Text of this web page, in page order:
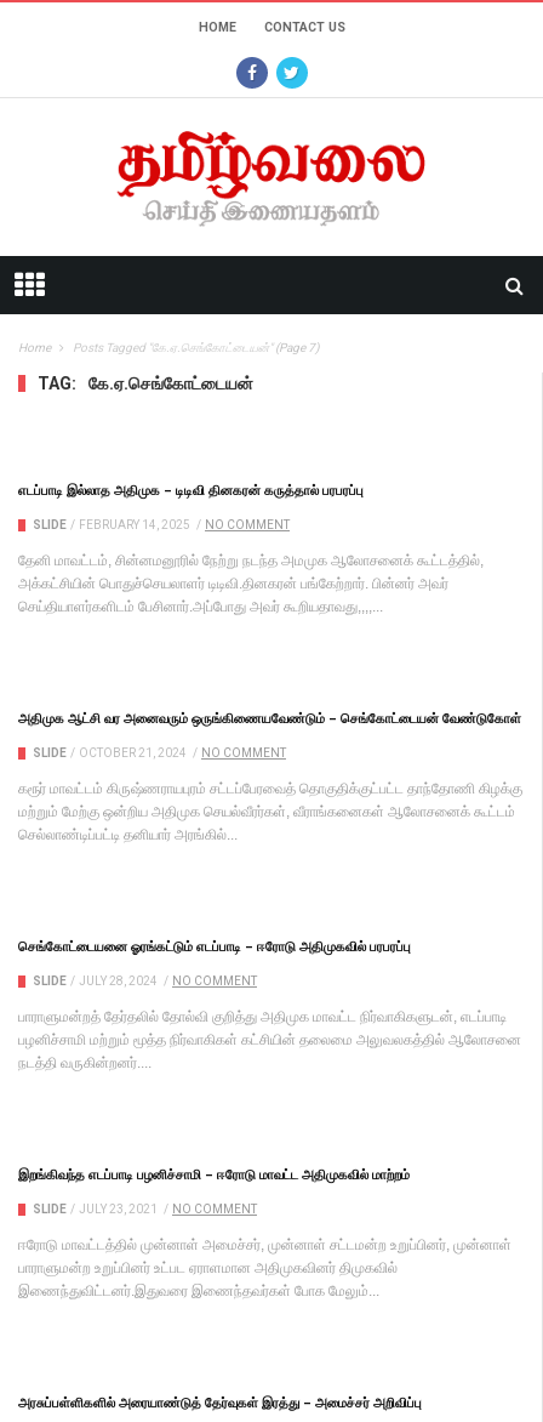
HOME CONTACT US
Home Posts Tagged "கே.ஏ.செங்கோட்டையன்"(Page 7)
TAG: கே.ஏ.செங்கோட்டையன்
எடப்பாடி இல்லாத அதிமுக – டிடிவி தினகரன் கருத்தால் பரபரப்பு
SLIDE / FEBRUARY 14, 2025 / NO COMMENT
தேனி மாவட்டம், சின்னமனூரில் நேற்று நடந்த அமமுக ஆலோசனைக் கூட்டத்தில்,
அக்கட்சியின் பொதுச்செயலாளர் டிடிவி.தினகரன் பங்கேற்றார். பின்னர் அவர்
செய்தியாளர்களிடம் பேசினார்.அப்போது அவர் கூறியதாவது,,,,...
அதிமுக ஆட்சி வர அனைவரும் ஒருங்கிணையவேண்டும் – செங்கோட்டையன் வேண்டுகோள்
SLIDE / OCTOBER 21, 2024 / NO COMMENT
கரூர் மாவட்டம் கிருஷ்ணராயபுரம் சட்டப்பேரவைத் தொகுதிக்குட்பட்ட தாந்தோணி கிழக்கு
மற்றும் மேற்கு ஒன்றிய அதிமுக செயல்வீரர்கள், வீராங்கனைகள் ஆலோசனைக் கூட்டம்
செல்லாண்டிப்பட்டி தனியார் அரங்கில்...
செங்கோட்டையனை ஓரங்கட்டும் எடப்பாடி – ஈரோடு அதிமுகவில் பரபரப்பு
SLIDE / JULY 28, 2024 / NO COMMENT
பாராளுமன்றத் தேர்தலில் தோல்வி குறித்து அதிமுக மாவட்ட நிர்வாகிகளுடன், எடப்பாடி
பழனிச்சாமி மற்றும் மூத்த நிர்வாகிகள் கட்சியின் தலைமை அலுவலகத்தில் ஆலோசனை
நடத்தி வருகின்றனர்....
இறங்கிவந்த எடப்பாடி பழனிச்சாமி – ஈரோடு மாவட்ட அதிமுகவில் மாற்றம்
SLIDE / JULY 23, 2021 / NO COMMENT
ஈரோடு மாவட்டத்தில் முன்னாள் அமைச்சர், முன்னாள் சட்டமன்ற உறுப்பினர், முன்னாள்
பாராளுமன்ற உறுப்பினர் உட்பட ஏராளமான அதிமுகவினர் திமுகவில்
இணைந்துவிட்டனர்.இதுவரை இணைந்தவர்கள் போக மேலும்...
அரசுப்பள்ளிகளில் அரையாண்டுத் தேர்வுகள் இரத்து – அமைச்சர் அறிவிப்பு